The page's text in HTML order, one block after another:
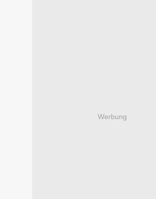
Werbung